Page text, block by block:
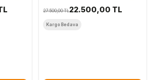
27.500,00 TL22.500,00 TL
Kargo Bedava